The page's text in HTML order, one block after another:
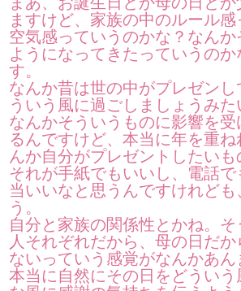
ますけど、家族の中のルール
空気感っていうのかな？なん
ようになってきたっていうの
す。
なんか昔は世の中がプレゼン
ういう風に過ごしましょうみた
なんかそういうものに影響を
るんですけど、本当に年を重
んか自分がプレゼントしたい
それが手紙でもいいし、電話
当いいなと思うんですけれど
う。
自分と家族の関係性とかね。
人それぞれだから、母の日だ
ないっていう感覚がなんかあ
本当に自然にその日をどうい